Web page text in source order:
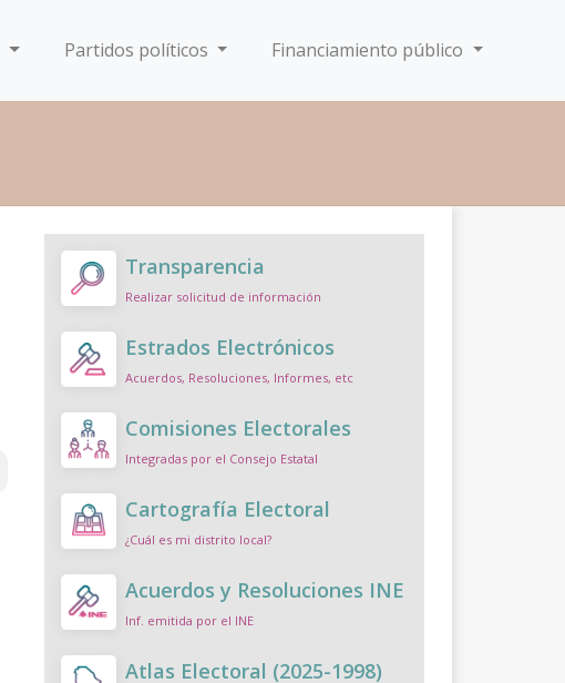
Partidos políticos Financiamiento público
Transparencia
Realizar solicitud de información
Estrados Electrónicos
Acuerdos, Resoluciones, Informes, etc
Comisiones Electorales
Integradas por el Consejo Estatal
Cartografía Electoral
¿Cuál es mi distrito local?
Acuerdos y Resoluciones INE
Inf. emitida por el INE
Atlas Electoral (2025-1998)